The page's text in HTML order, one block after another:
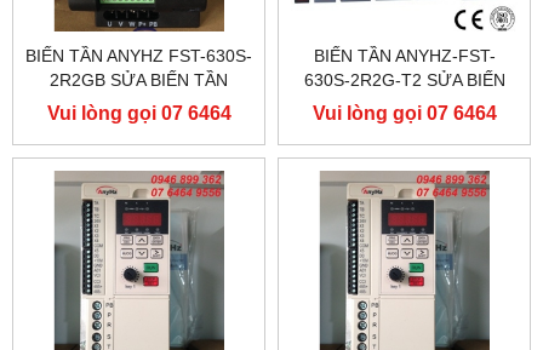
BIẾN TẦN ANYHZ FST-630S-
2R2GB SỬA BIẾN TẦN
ANYHZ
Vui lòng gọi 07 6464
9556
BIẾN TẦN ANYHZ-FST-
630S-2R2G-T2 SỬA BIẾN
TẦN ANYHZ
Vui lòng gọi 07 6464
9556